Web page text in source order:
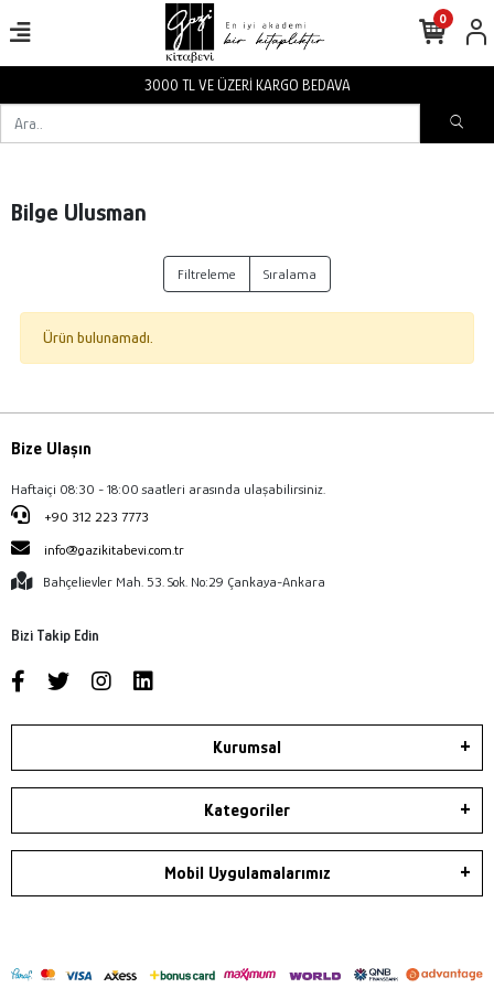
3000 TL VE ÜZERİ KARGO BEDAVA
0
Bilge Ulusman
Filtreleme Sıralama
Ürün bulunamadı.
Bize Ulaşın
Haftaiçi 08:30 - 18:00 saatleri arasında ulaşabilirsiniz.
+90 312 223 7773
info@gazikitabevi.com.tr
Bahçelievler Mah. 53. Sok. No:29 Çankaya-Ankara
Bizi Takip Edin
Kurumsal
Kategoriler
Mobil Uygulamalarımız